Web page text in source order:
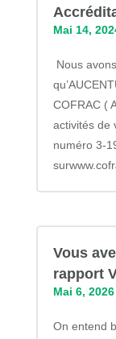
Mai 14,
Nous
COFRAC (
activités de
numéro 3-
Vous
rapport
Mai 6, 2026
On entend